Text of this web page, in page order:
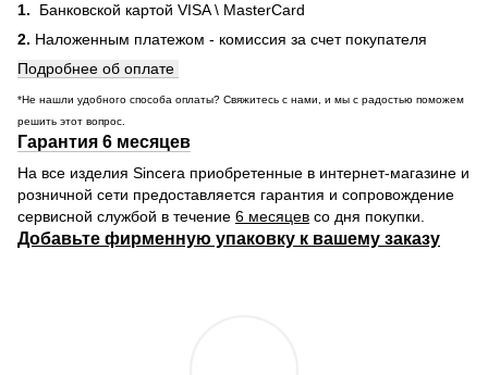
1. Банковской картой VISA \ MasterCard
2. Наложенным платежом - комиссия за счет покупателя
Подробнее об оплате
*Не нашли удобного способа оплаты? Свяжитесь с нами, и мы с радостью поможем
решить этот вопрос.
Гарантия 6 месяцев
На все изделия Sincera приобретенные в интернет-магазине и
розничной сети предоставляется гарантия и сопровождение
сервисной службой в течение 6 месяцев со дня покупки.
Добавьте фирменную упаковку к вашему заказу